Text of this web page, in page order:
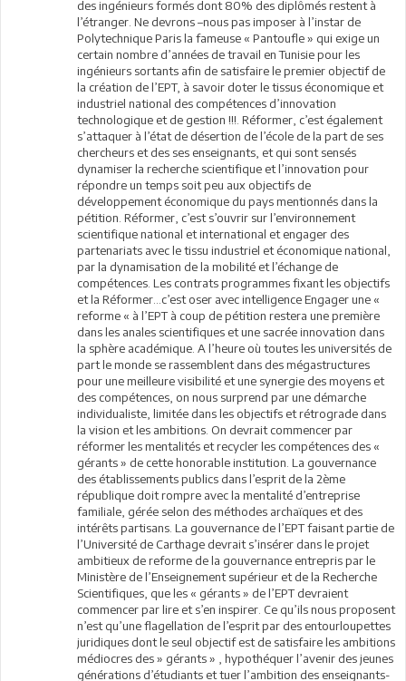
des ingénieurs formés dont 80% des diplômés restent à
l’étranger. Ne devrons –nous pas imposer à l’instar de
Polytechnique Paris la fameuse « Pantoufle » qui exige un
certain nombre d’années de travail en Tunisie pour les
ingénieurs sortants afin de satisfaire le premier objectif de
la création de l’EPT, à savoir doter le tissus économique et
industriel national des compétences d’innovation
technologique et de gestion !!!. Réformer, c’est également
s’attaquer à l’état de désertion de l’école de la part de ses
chercheurs et des ses enseignants, et qui sont sensés
dynamiser la recherche scientifique et l’innovation pour
répondre un temps soit peu aux objectifs de
développement économique du pays mentionnés dans la
pétition. Réformer, c’est s’ouvrir sur l’environnement
scientifique national et international et engager des
partenariats avec le tissu industriel et économique national,
par la dynamisation de la mobilité et l’échange de
compétences. Les contrats programmes fixant les objectifs
et la Réformer…c’est oser avec intelligence Engager une «
reforme « à l’EPT à coup de pétition restera une première
dans les anales scientifiques et une sacrée innovation dans
la sphère académique. A l’heure où toutes les universités de
part le monde se rassemblent dans des mégastructures
pour une meilleure visibilité et une synergie des moyens et
des compétences, on nous surprend par une démarche
individualiste, limitée dans les objectifs et rétrograde dans
la vision et les ambitions. On devrait commencer par
réformer les mentalités et recycler les compétences des «
gérants » de cette honorable institution. La gouvernance
des établissements publics dans l’esprit de la 2ème
république doit rompre avec la mentalité d’entreprise
familiale, gérée selon des méthodes archaïques et des
intérêts partisans. La gouvernance de l’EPT faisant partie de
l’Université de Carthage devrait s’insérer dans le projet
ambitieux de reforme de la gouvernance entrepris par le
Ministère de l’Enseignement supérieur et de la Recherche
Scientifiques, que les « gérants » de l’EPT devraient
commencer par lire et s’en inspirer. Ce qu’ils nous proposent
n’est qu’une flagellation de l’esprit par des entourloupettes
juridiques dont le seul objectif est de satisfaire les ambitions
médiocres des » gérants » , hypothéquer l’avenir des jeunes
générations d’étudiants et tuer l’ambition des enseignants-